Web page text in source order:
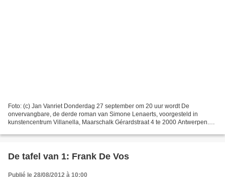
Foto: (c) Jan Vanriet Donderdag 27 september om 20 uur wordt De
onvervangbare, de derde roman van Simone Lenaerts, voorgesteld in
kunstencentrum Villanella, Maarschalk Gérardstraat 4 te 2000 Antwerpen.
De tafel van 1: Frank De Vos
Publié le 28/08/2012 à 10:00